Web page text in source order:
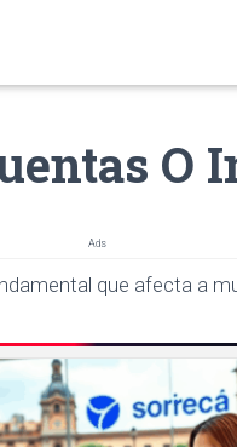
O
Ads
que afecta a